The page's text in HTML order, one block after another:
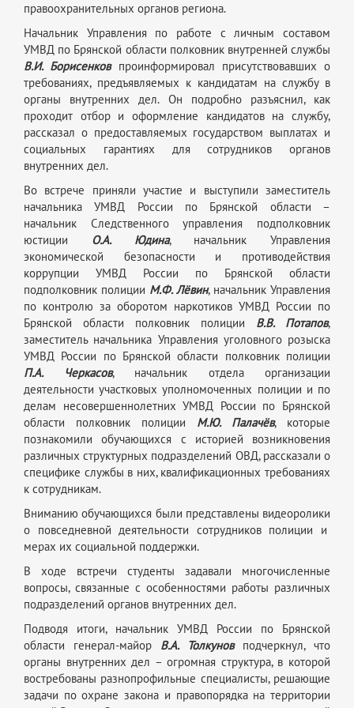
правоохранительных органов региона.
Начальник Управления по работе с личным составом
УМВД по Брянской области полковник внутренней службы
В.И. Борисенков проинформировал присутствовавших о
требованиях, предъявляемых к кандидатам на службу в
органы внутренних дел. Он подробно разъяснил, как
проходит отбор и оформление кандидатов на службу,
рассказал о предоставляемых государством выплатах и
социальных гарантиях для сотрудников органов
внутренних дел.
Во встрече приняли участие и выступили заместитель
начальника УМВД России по Брянской области –
начальник Следственного управления подполковник
юстиции О.А. Юдина, начальник Управления
экономической безопасности и противодействия
коррупции УМВД России по Брянской области
подполковник полиции М.Ф. Лёвин, начальник Управления
по контролю за оборотом наркотиков УМВД России по
Брянской области полковник полиции В.В. Потапов,
заместитель начальника Управления уголовного розыска
УМВД России по Брянской области полковник полиции
П.А. Черкасов, начальник отдела организации
деятельности участковых уполномоченных полиции и по
делам несовершеннолетних УМВД России по Брянской
области полковник полиции М.Ю. Палачёв, которые
познакомили обучающихся с историей возникновения
различных структурных подразделений ОВД, рассказали о
специфике службы в них, квалификационных требованиях
к сотрудникам.
Вниманию обучающихся были представлены видеоролики
о повседневной деятельности сотрудников полиции и
мерах их социальной поддержки.
В ходе встречи студенты задавали многочисленные
вопросы, связанные с особенностями работы различных
подразделений органов внутренних дел.
Подводя итоги, начальник УМВД России по Брянской
области генерал-майор В.А. Толкуновподчеркнул, что
органы внутренних дел – огромная структура, в которой
востребованы разнопрофильные специалисты, решающие
задачи по охране закона и правопорядка на территории